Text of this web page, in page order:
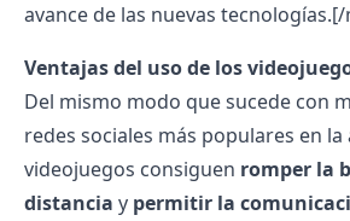
avance de las nuevas
Ventajas del uso de los
Del mismo modo que sucede con
redes sociales más populares en
videojuegos consiguen romper la
distancia y permitir la